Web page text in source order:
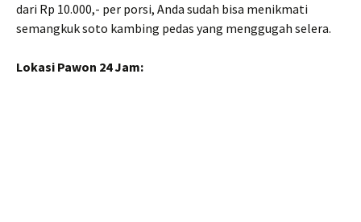
dari Rp 10.000,- per porsi, Anda sudah bisa menikmati
semangkuk soto kambing pedas yang menggugah selera.
Lokasi Pawon 24 Jam: